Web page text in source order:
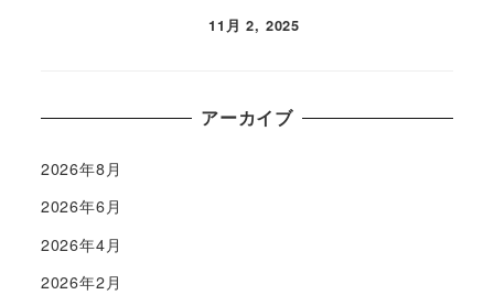
11月 2, 2025
アーカイブ
2026年8月
2026年6月
2026年4月
2026年2月